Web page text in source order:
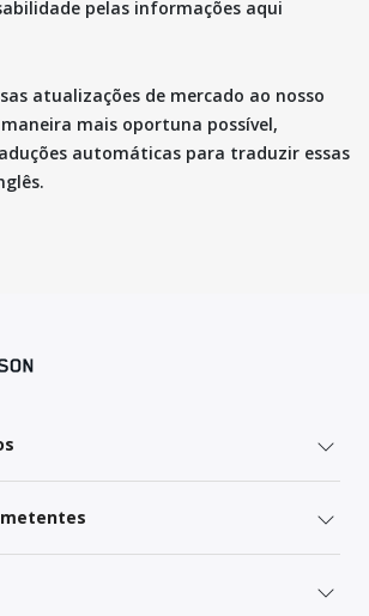
pelas informações aqui
atualizações de mercado ao nosso
mais oportuna possível,
automáticas para traduzir essas